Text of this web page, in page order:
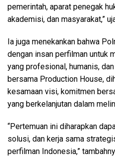
pemerintah, aparat penegak
akademisi, dan masyarakat,”
Ia juga menekankan bahwa
dengan insan perfilman untuk
yang profesional, humanis,
bersama Production House,
kesamaan visi, komitmen
yang berkelanjutan dalam
“Pertemuan ini diharapkan
solusi, dan kerja sama
perfilman Indonesia,”